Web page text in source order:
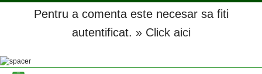
Pentru a comenta este necesar sa fiti
autentificat. » Click aici